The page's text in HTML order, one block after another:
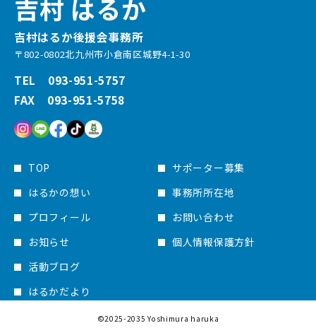
吉村 はるか
吉村はるか後援会事務所
〒802-0802北九州市小倉南区城野4-1-30
TEL 093-951-5757
FAX 093-951-5758
TOP
はるかの想い
プロフィール
お知らせ
活動ブログ
はるかだより
サポーター募集
事務所所在地
お問い合わせ
個人情報保護方針
©2025-2035 Yoshimura haruka